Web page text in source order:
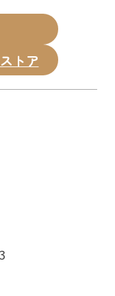
トア